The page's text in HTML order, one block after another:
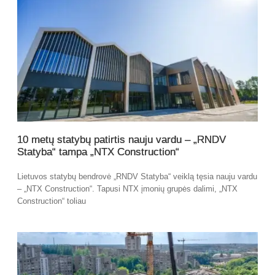
10 metų statybų patirtis nauju vardu – „RNDV
Statyba“ tampa „NTX Construction“
Lietuvos statybų bendrovė „RNDV Statyba“ veiklą tęsia nauju vardu
– „NTX Construction“. Tapusi NTX įmonių grupės dalimi, „NTX
Construction“ toliau